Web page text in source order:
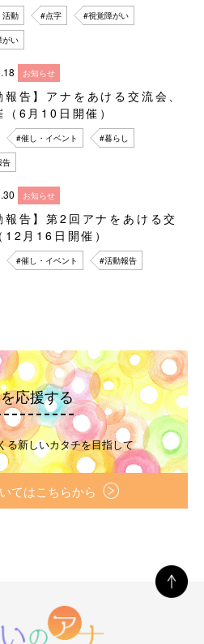
活動 #点字 #視覚障がい
がい
お知らせ
報告】アナをあける交流会、
（6月10日開催）
#催し・イベント #暮らし
告
お知らせ
報告】第2回アナをあける交
12月16日開催）
#催し・イベント #活動報告
応援する
る新しいカタチを目指して
てはこちらから